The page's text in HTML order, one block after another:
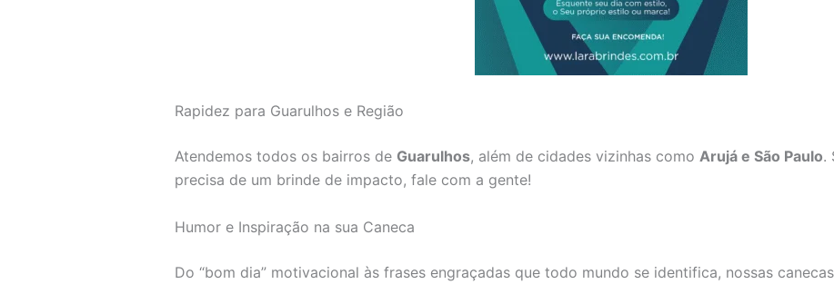
Rapidez para Guarulhos e Região
Atendemos todos os bairros de Guarulhos, além de cidades vizinhas como Arujá e São Paulo.
precisa de um brinde de impacto, fale com a gente!
Humor e Inspiração na sua Caneca
Do “bom dia” motivacional às frases engraçadas que todo mundo se identifica, nossas